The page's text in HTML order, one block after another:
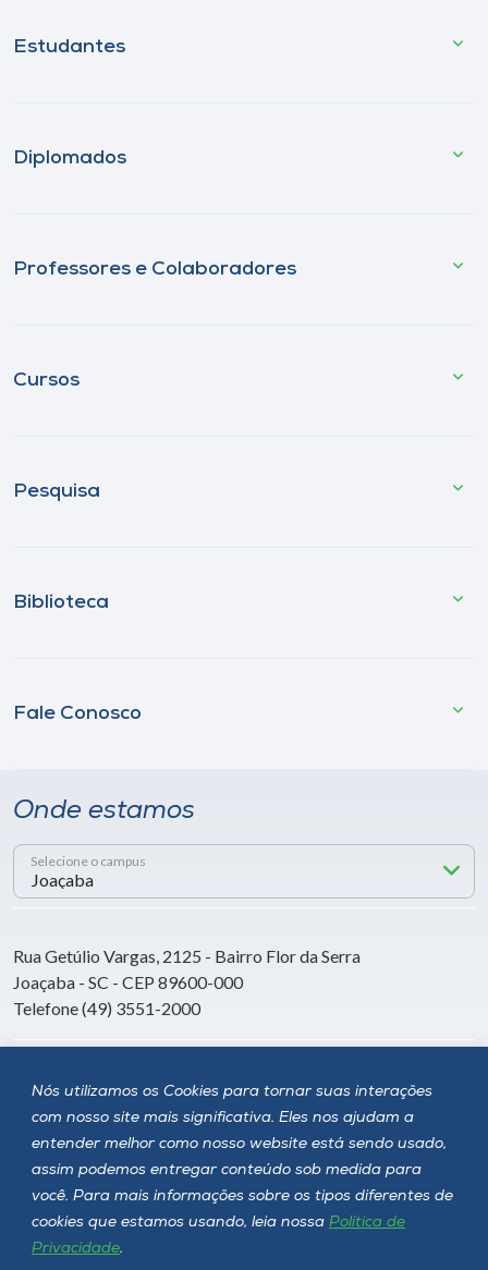
Nós utilizamos os Cookies para tornar suas interações
com nosso site mais significativa. Eles nos ajudam a
entender melhor como nosso website está sendo usado,
assim podemos entregar conteúdo sob medida para
você. Para mais informações sobre os tipos diferentes de
cookies que estamos usando, leia nossa Política de
Privacidade.
Estudantes
Diplomados
Professores e Colaboradores
Cursos
Pesquisa
Biblioteca
Fale Conosco
Onde estamos
Selecione o campus
Rua Getúlio Vargas, 2125 - Bairro Flor da Serra
Joaçaba - SC - CEP 89600-000
Telefone (49) 3551-2000
Siga a Unoesc